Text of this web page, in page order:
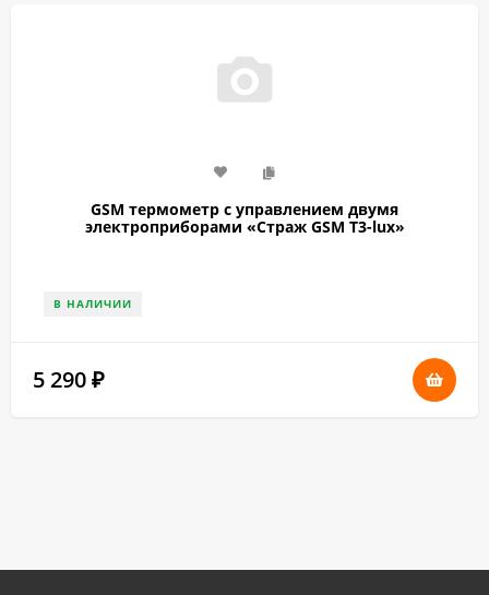
GSM термометр с управлением двумя
электроприборами «Страж GSM T3-lux»
В НАЛИЧИИ
5 290 ₽